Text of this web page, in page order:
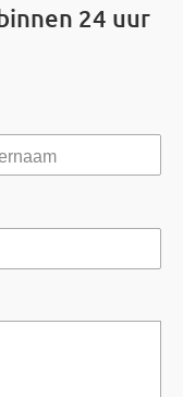
24 uur